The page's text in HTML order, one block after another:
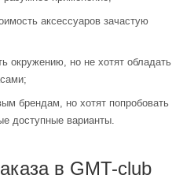
аксессуаров зачастую
окружению, но не хотят обладать
брендам, но хотят попробовать
доступные варианты.
в GMT-club